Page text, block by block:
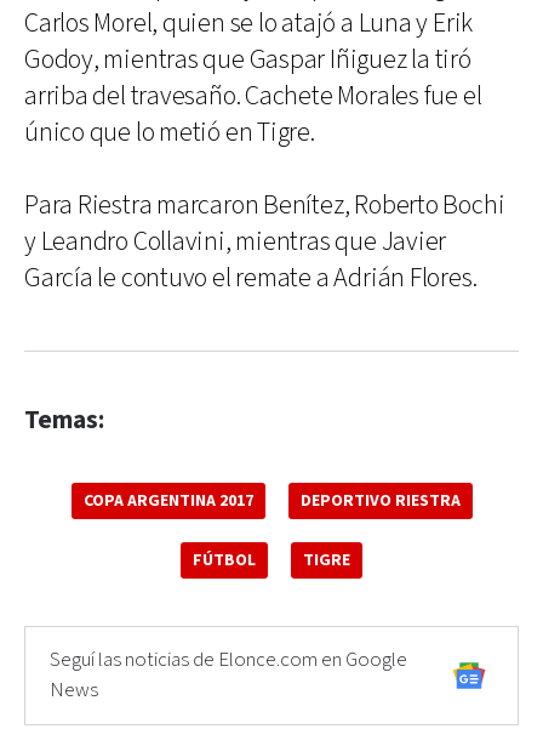
Carlos Morel, quien se lo atajó a Luna y Erik
Godoy, mientras que Gaspar Iñiguez la tiró
arriba del travesaño. Cachete Morales fue el
único que lo metió en Tigre.
Para Riestra marcaron Benítez, Roberto Bochi
y Leandro Collavini, mientras que Javier
García le contuvo el remate a Adrián Flores.
Temas:
COPA ARGENTINA 2017 DEPORTIVO RIESTRA
FÚTBOL TIGRE
Seguí las noticias de Elonce.com en Google
News